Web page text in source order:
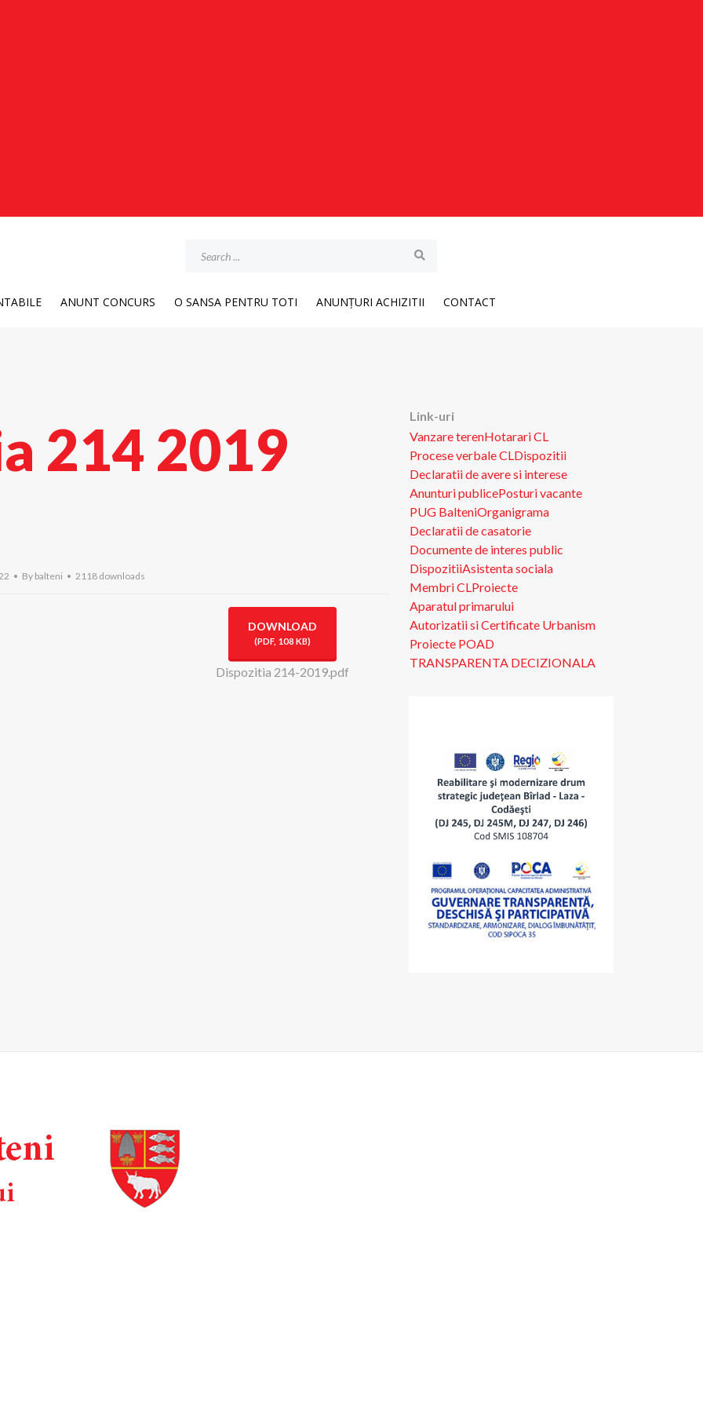
ANUNT CONCURS O SANSA PENTRU TOTI ANUNȚURI ACHIZITII CONTACT
214 2019
By balteni 2118 downloads
DOWNLOAD
(PDF, 108 KB)
Dispozitia 214-2019.pdf
Link-uri
Vanzare terenHotarari CL
Procese verbale CLDispozitii
Declaratii de avere si interese
Anunturi publicePosturi vacante
PUG BalteniOrganigrama
Declaratii de casatorie
Documente de interes public
DispozitiiAsistenta sociala
Membri CLProiecte
Aparatul primarului
Autorizatii si Certificate Urbanism
Proiecte POAD
TRANSPARENTA DECIZIONALA